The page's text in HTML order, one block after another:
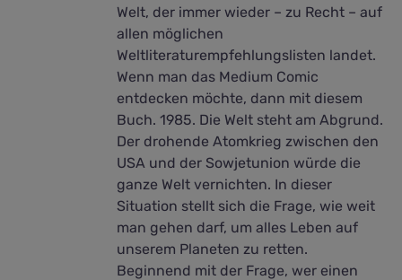
Welt, der immer wieder – zu Recht – auf
allen möglichen
Weltliteraturempfehlungslisten landet.
Wenn man das Medium Comic
entdecken möchte, dann mit diesem
Buch. 1985. Die Welt steht am Abgrund.
Der drohende Atomkrieg zwischen den
USA und der Sowjetunion würde die
ganze Welt vernichten. In dieser
Situation stellt sich die Frage, wie weit
man gehen darf, um alles Leben auf
unserem Planeten zu retten.
Beginnend mit der Frage, wer einen